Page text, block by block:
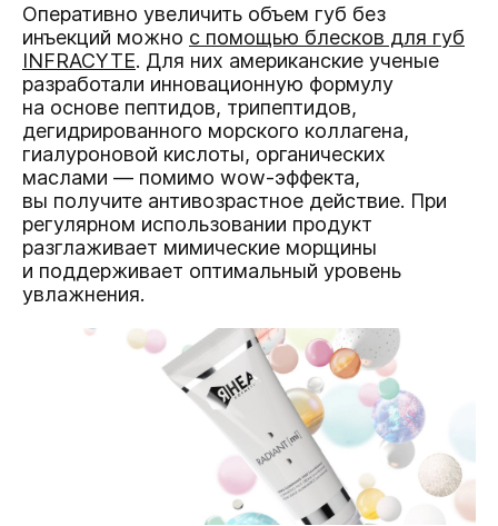
Оперативно увеличить объем губ без
инъекций можно с помощью блесков для губ
INFRACYTE. Для них американские ученые
разработали инновационную формулу
на основе пептидов, трипептидов,
дегидрированного морского коллагена,
гиалуроновой кислоты, органических
маслами — помимо wow-эффекта,
вы получите антивозрастное действие. При
регулярном использовании продукт
разглаживает мимические морщины
и поддерживает оптимальный уровень
увлажнения.